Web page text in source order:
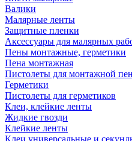
Валики
Малярные ленты
Защитные пленки
Аксессуары для малярных
Пены монтажные, герметики
Пена монтажная
Пистолеты для монтажной
Герметики
Пистолеты для герметиков
Клеи, клейкие ленты
Жидкие гвозди
Клейкие ленты
Клеи универсальные и